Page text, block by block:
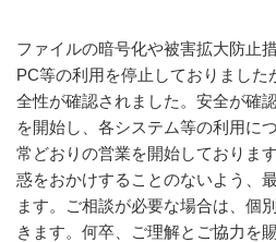
ファイルの暗号化や被害拡大防止
PC等の利用を停止しておりました
全性が確認されました。安全が確
を開始し、各システム等の利用に
常どおりの営業を開始しておりま
惑をおかけすることのないよう、
ます。ご相談が必要な場合は、個
きます。何卒、ご理解とご協力を